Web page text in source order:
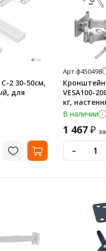
2 30-50см,
для
Арт.ф450498
VESA100-
кг,
телевизора
В наличии
1 467₽
-